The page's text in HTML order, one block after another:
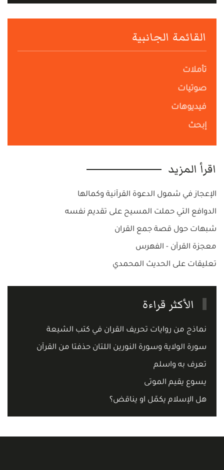
القائمة الجانبية
تأملات
صوتيات
فيديوهات
إبحث
اقرأ المزيد
الإعجاز في شمول الدعوة القرآنية وكمالها
الدوافع التي حملت المسيح على تقديم نفسه
شبهات حول قصة جمع القران
معجزة القرآن - الفهرس
تعليقات على الحديث المحمدي
الأكثر قراءة
نماذج من روايات تحريف القران في كتب الشيعة
سورة الولاية وسورة النورين اللتان حذفتا من القرآن
تعرف به واسلم
يسوع يقيم الموتى
هل الإسلام يكمّل او يناقض؟